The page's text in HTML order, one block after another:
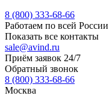
8 (800) 333-68-66
Работаем по всей России
Показать все контакты
sale@avind.ru
Приём заявок 24/7
Обратный звонок
8 (800) 333-68-66
Москва